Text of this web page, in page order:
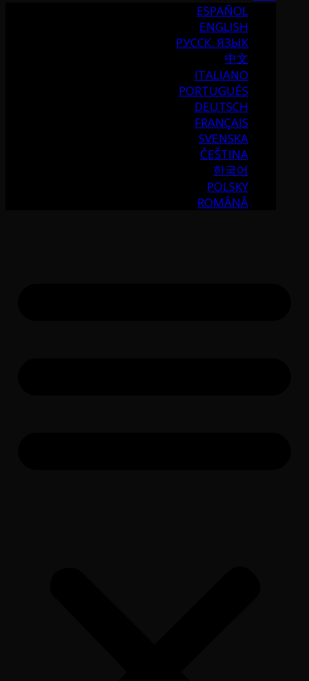
ESPAÑOL
ENGLISH
РУССК. ЯЗЫК
中文
ITALIANO
PORTUGUÉS
DEUTSCH
FRANÇAIS
SVENSKA
ČEŠTINA
한국어
POLSKY
ROMÂNĂ